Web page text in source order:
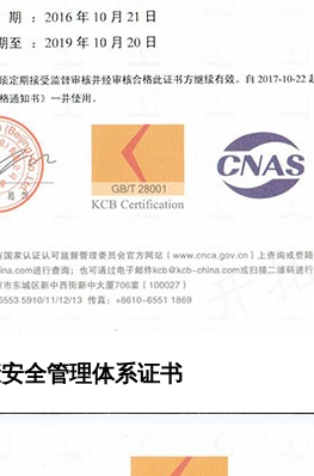
全管理体系证书